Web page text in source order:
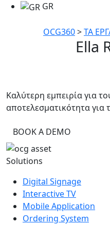
GR
OCG360>ΤΑ
Ella
Καλύτερη εμπειρία για
αποτελεσματικότητα για
BOOK A DEMO
Solutions
Digital Signage
Interactive TV
Mobile Application
Ordering System